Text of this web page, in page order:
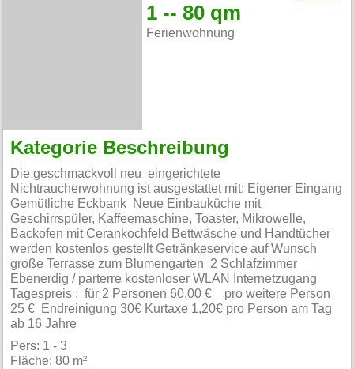
1 -- 80 qm
Ferienwohnung
Kategorie Beschreibung
Die geschmackvoll neu eingerichtete
Nichtraucherwohnung ist ausgestattet mit: Eigener Eingang
Gemütliche Eckbank Neue Einbauküche mit
Geschirrspüler, Kaffeemaschine, Toaster, Mikrowelle,
Backofen mit Cerankochfeld Bettwäsche und Handtücher
werden kostenlos gestellt Getränkeservice auf Wunsch
große Terrasse zum Blumengarten 2 Schlafzimmer
Ebenerdig / parterre kostenloser WLAN Internetzugang
Tagespreis : für 2 Personen 60,00 € pro weitere Person
25 € Endreinigung 30€ Kurtaxe 1,20€ pro Person am Tag
ab 16 Jahre
Pers: 1 - 3
Fläche: 80 m²